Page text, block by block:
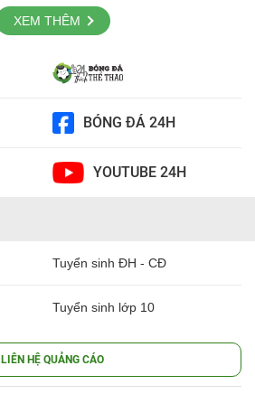
XEM THÊM
BÓNG ĐÁ 24H
YOUTUBE 24H
Tuyển sinh ĐH - CĐ
Tuyển sinh lớp 10
LIÊN HỆ QUẢNG CÁO